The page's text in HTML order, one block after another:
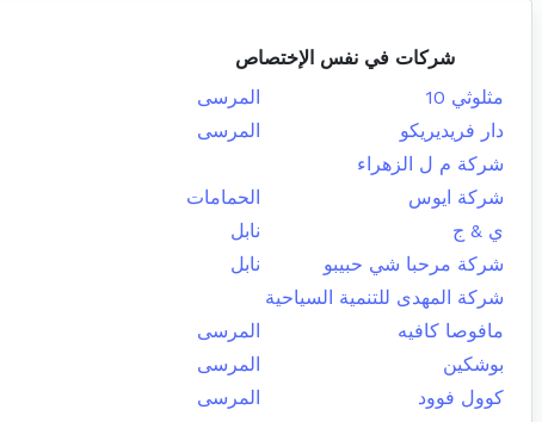
شركات في نفس الإختصاص
مثلوثي 10
المرسى
دار فريديريكو
المرسى
شركة م ل الزهراء
شركة ايوس
الحمامات
ي & ج
نابل
شركة مرحبا شي حبيبو
نابل
شركة المهدى للتنمية السياحية
مافوصا كافيه
المرسى
بوشكين
المرسى
كوول فوود
المرسى